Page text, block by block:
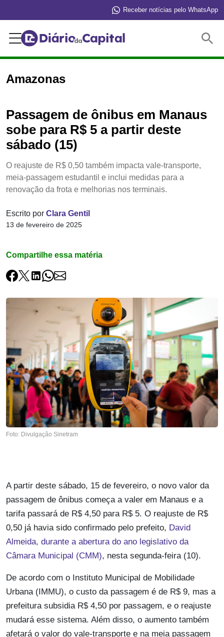
Receber notícias pelo WhatsApp
Amazonas
Passagem de ônibus em Manaus
sobe para R$ 5 a partir deste
sábado (15)
O reajuste de R$ 0,50 também impacta vale-transporte,
meia-passagem estudantil e inclui medidas para a
renovação da frota e melhorias nos terminais.
Escrito por Clara Gentil
13 de fevereiro de 2025
Compartilhe essa matéria
Foto: Divulgação Sinetram
A partir deste sábado, 15 de fevereiro, o novo valor da
passagem de ônibus começa a valer em Manaus e a
tarifa passará de R$ 4,50 para R$ 5. O reajuste de R$
0,50 já havia sido confirmado pelo prefeito, David
Almeida, durante a abertura do ano legislativo da
Câmara Municipal (CMM), nesta segunda-feira (10).
De acordo com o Instituto Municipal de Mobilidade
Urbana (IMMU), o custo da passagem é de R$ 9, mas a
prefeitura subsidia R$ 4,50 por passagem, e o reajuste
mudará esse sistema. Além disso, o aumento também
afetará o valor do vale-transporte e na meia passagem